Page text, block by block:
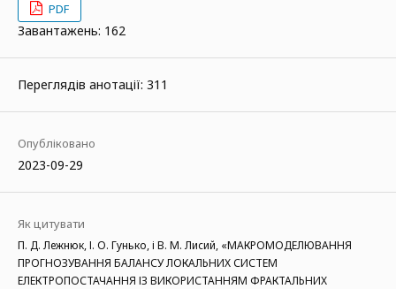
PDF
Завантажень: 162
Переглядів анотації: 311
Опубліковано
2023-09-29
Як цитувати
П. Д. Лежнюк, І. О. Гунько, і В. М. Лисий, «МАКРОМОДЕЛЮВАННЯ
ПРОГНОЗУВАННЯ БАЛАНСУ ЛОКАЛЬНИХ СИСТЕМ
ЕЛЕКТРОПОСТАЧАННЯ ІЗ ВИКОРИСТАННЯМ ФРАКТАЛЬНИХ